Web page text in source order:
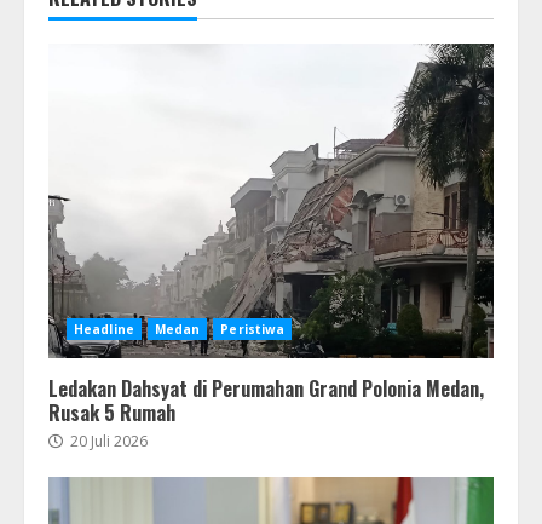
Headline Medan Peristiwa
Ledakan Dahsyat di Perumahan Grand Polonia Medan,
Rusak 5 Rumah
20 Juli 2026